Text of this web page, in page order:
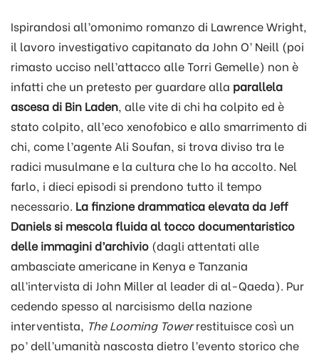
Ispirandosi all’omonimo romanzo di Lawrence Wright,
il lavoro investigativo capitanato da John O’ Neill (poi
rimasto ucciso nell’attacco alle Torri Gemelle) non è
infatti che un pretesto per guardare alla parallela
ascesa di Bin Laden, alle vite di chi ha colpito ed è
stato colpito, all’eco xenofobico e allo smarrimento di
chi, come l’agente Ali Soufan, si trova diviso tra le
radici musulmane e la cultura che lo ha accolto. Nel
farlo, i dieci episodi si prendono tutto il tempo
necessario. La finzione drammatica elevata da Jeff
Daniels si mescola fluida al tocco documentaristico
delle immagini d’archivio (dagli attentati alle
ambasciate americane in Kenya e Tanzania
all’intervista di John Miller al leader di al-Qaeda). Pur
cedendo spesso al narcisismo della nazione
interventista, The Looming Towerrestituisce così un
po’ dell’umanità nascosta dietro l’evento storico che